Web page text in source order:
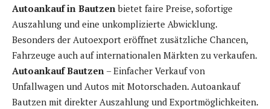
Autoankauf in Bautzenbietet faire Preise, sofortige
Auszahlung und eine unkomplizierte Abwicklung.
Besonders der Autoexport eröffnet zusätzliche Chancen,
Fahrzeuge auch auf internationalen Märkten zu verkaufen.
Autoankauf Bautzen – Einfacher Verkauf von
Unfallwagen und Autos mit Motorschaden. Autoankauf
Bautzen mit direkter Auszahlung und Exportmöglichkeiten.